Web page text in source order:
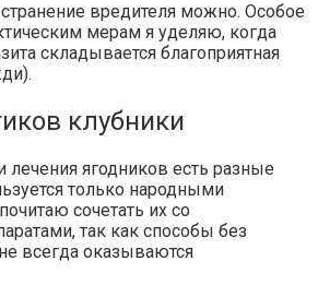
вредителя можно. Особое
мерам я уделяю, когда
складывается благоприятная
клубники
ягодников есть разные
только народными
сочетать их со
так как способы без
всегда оказываются